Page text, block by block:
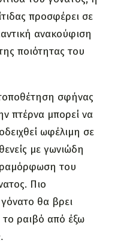
προσφέρει σε
ανακούφιση
ποιότητας του
σφήνας
πτέρνα μπορεί να
ωφέλιμη σε
με γωνιώδη
του
Πιο
θα βρει
ραιβό από έξω